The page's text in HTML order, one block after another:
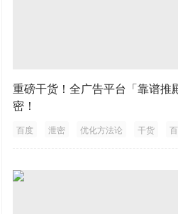
重磅干货！全广告平台「靠谱推
密！
百度 泄密 优化方法论 干货